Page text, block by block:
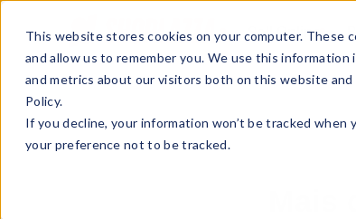
This website stores cookies on your computer.
and allow us to remember you. We use this
and metrics about our visitors both on this website
Policy.
If you decline, your information won’t be tracked
your preference not to be tracked.
Sell Online